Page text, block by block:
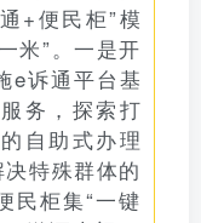
+便民柜”模
米”。一是开
e诉通平台基
务，探索打
自助式办理
特殊群体的
民柜集“一键